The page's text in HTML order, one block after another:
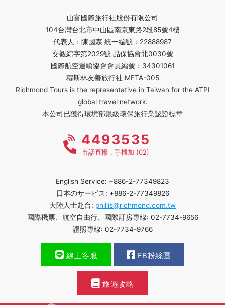
山富國際旅行社股份有限公司
104台灣台北市中山區南京東路2段85號4樓
代表人：陳國森 統一編號：22888987
交觀綜字第2029號 品保協會北0030號
國際航空運輸協會會員編號：34301061
穆斯林友善旅行社 MFTA-005
Richmond Tours is the representative in Taiwan for the ATPI
global travel network.
本公司已獲得環境部銀級環保旅行業認證標章
4493535
市話直撥，手機加 (02)
English Service: +886-2-77349823
日本のサービス: +886-2-77349826
大陸人士赴台: phillis@richmond.com.tw
國際機票、航空自由行、國際訂房專線: 02-7734-9656
證照專線: 02-7734-9766
線上客服 FB粉絲團
旅遊攻略